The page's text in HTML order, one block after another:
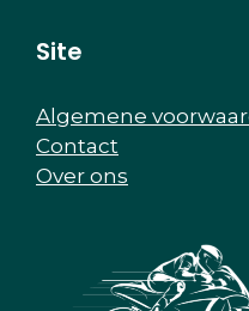
Site
Algemene
Contact
Over ons